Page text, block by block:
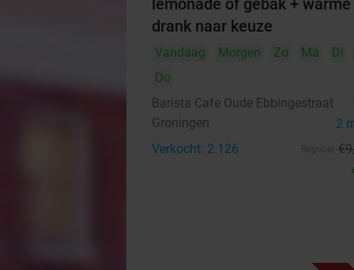
lemonade of gebak + warme
drank naar keuze
Vandaag Morgen Zo Ma Di
Do
Barista Cafe Oude Ebbingestraat
Groningen 2
Verkocht: 2.126 €9